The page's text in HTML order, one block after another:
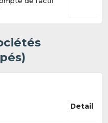
Detail